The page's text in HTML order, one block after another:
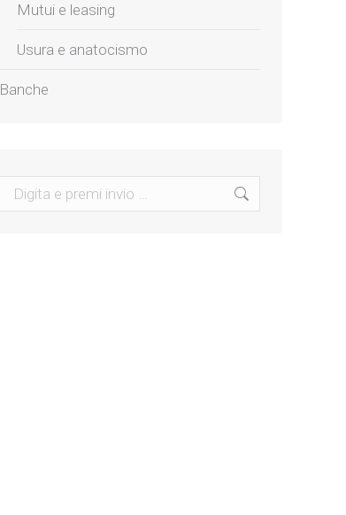
Mutui e leasing
Usura e anatocismo
Banche
Search: